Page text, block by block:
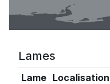
Lames
Lame Localisation